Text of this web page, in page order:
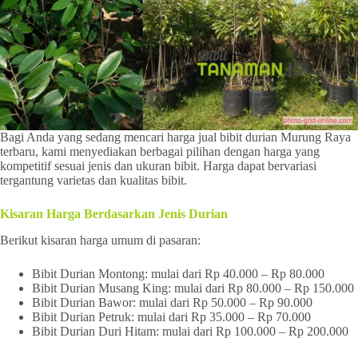
Bagi Anda yang sedang mencari harga jual bibit durian Murung Raya
terbaru, kami menyediakan berbagai pilihan dengan harga yang
kompetitif sesuai jenis dan ukuran bibit. Harga dapat bervariasi
tergantung varietas dan kualitas bibit.
Kisaran Harga Berdasarkan Jenis Durian
Berikut kisaran harga umum di pasaran:
Bibit Durian Montong: mulai dari Rp 40.000 – Rp 80.000
Bibit Durian Musang King: mulai dari Rp 80.000 – Rp 150.000
Bibit Durian Bawor: mulai dari Rp 50.000 – Rp 90.000
Bibit Durian Petruk: mulai dari Rp 35.000 – Rp 70.000
Bibit Durian Duri Hitam: mulai dari Rp 100.000 – Rp 200.000